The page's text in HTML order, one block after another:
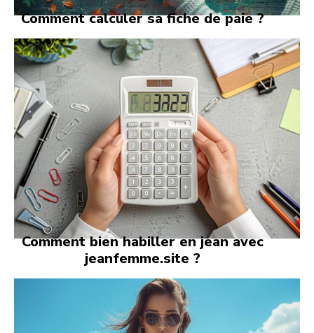
Comment calculer sa fiche de paie ?
Comment bien habiller en jean avec
jeanfemme.site ?